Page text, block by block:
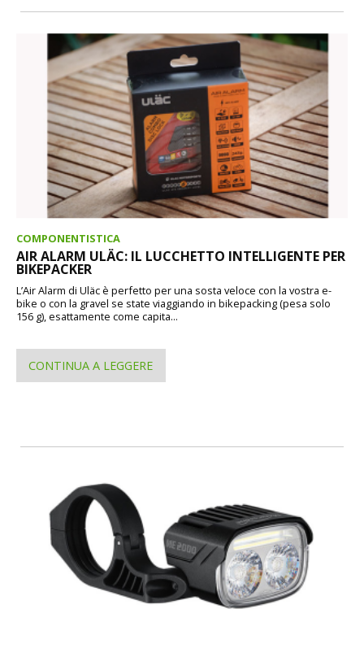
COMPONENTISTICA
AIR ALARM ULÄC: IL LUCCHETTO INTELLIGENTE PER
BIKEPACKER
L’Air Alarm di Uläc è perfetto per una sosta veloce con la vostra e-
bike o con la gravel se state viaggiando in bikepacking (pesa solo
156 g), esattamente come capita...
CONTINUA A LEGGERE